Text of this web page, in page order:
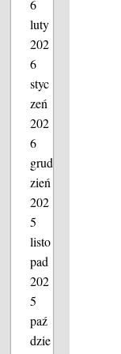
6
luty
202
6
styc
zeń
202
6
grud
zień
202
5
listo
pad
202
5
paź
dzie